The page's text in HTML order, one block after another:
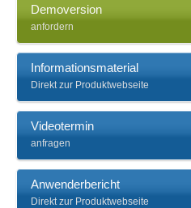
Demoversion
anfordern
Informationsmaterial
Direkt zur Produktwebseite
Videotermin
anfragen
Anwenderbericht
Direkt zur Produktwebseite